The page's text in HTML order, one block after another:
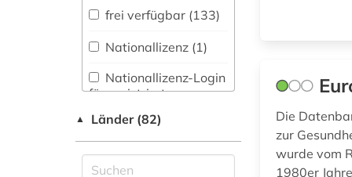
Psychologie (22)
Rechtswissenschaft
(107)
Romanistik (12)
Slavistik (4)
Soziologie (138)
wissenschaften (1)
akte (1)
aktie (3)
aktienanalyse (4)
aktieninformationen
frei verfügbar (133)
Nationallizenz (1)
Nationallizenz-Login
für registrierte
▲ Länder (82)
Die
zur
wurde vom
1980er